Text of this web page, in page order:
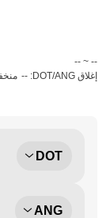
‏-- ~ ‎--‏
إغلاق DOT/ANG: --
DOT
ANG